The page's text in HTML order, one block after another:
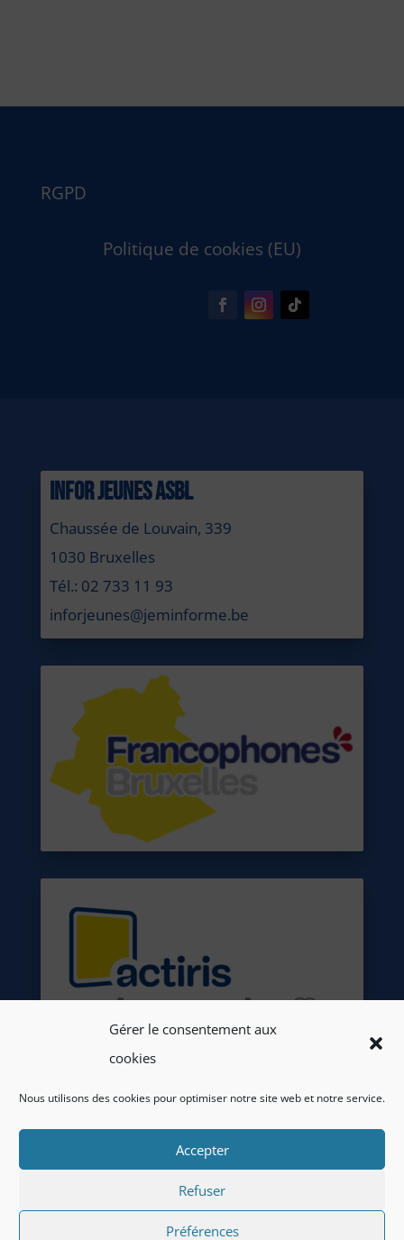
Gérer le consentement aux
cookies
Nous utilisons des cookies pour optimiser notre site web et notre service.
Accepter
Refuser
Préférences
RGPD
Politique de cookies (EU)
INFOR JEUNES ASBL
Chaussée de Louvain, 339
1030 Bruxelles
Tél.: 02 733 11 93
inforjeunes@jeminforme.be